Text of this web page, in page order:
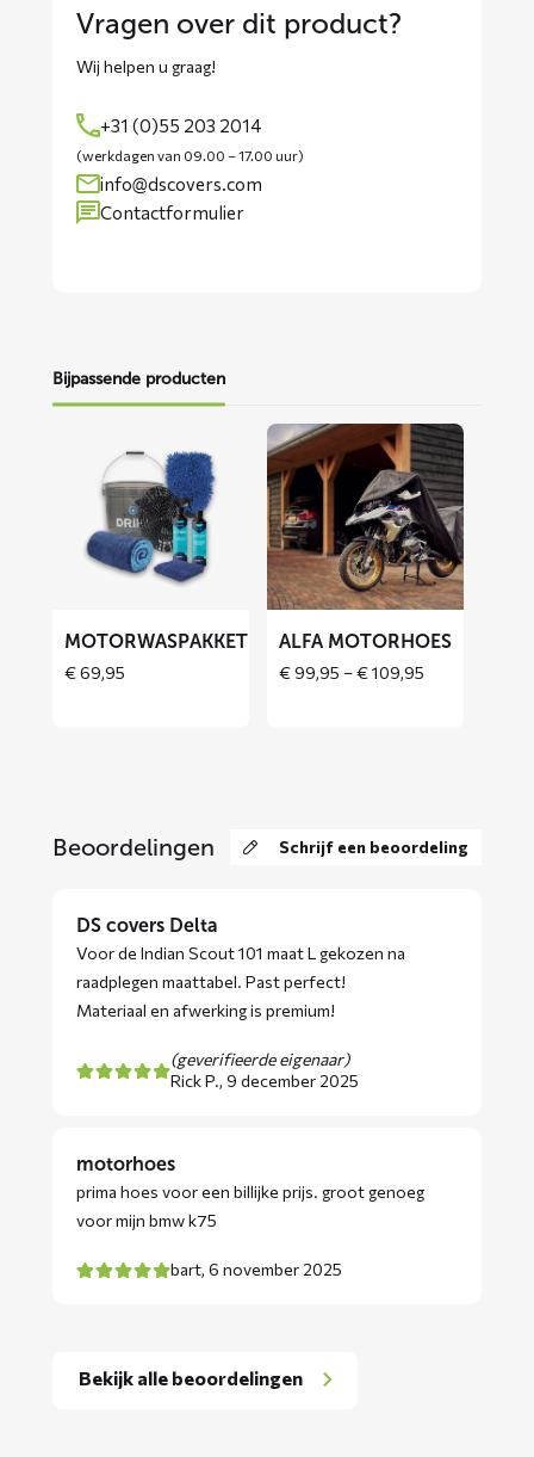
Vragen over dit product?
Wij helpen u graag!
+31 (0)55 203 2014
(werkdagen van 09.00 – 17.00 uur)
info@dscovers.com
Contactformulier
Bijpassende producten
Motorwaspakket
MOTORWASPAKKET
€69,95
Lees
meer
over
ALFA
motorhoes
ALFA MOTORHOES
€99,95 –€109,95
Beoordelingen Schrijf een beoordeling
DS covers Delta
Voor de Indian Scout 101 maat L gekozen na
raadplegen maattabel. Past perfect!
Materiaal en afwerking is premium!
(geverifieerde eigenaar)
Rick P., 9 december 2025
motorhoes
prima hoes voor een billijke prijs. groot genoeg
voor mijn bmw k75
bart, 6 november 2025
Bekijk alle beoordelingen